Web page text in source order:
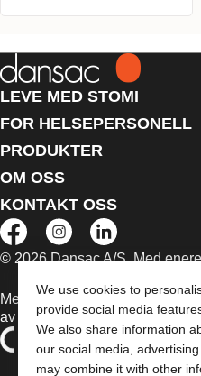
We use cookies to
provide social media
We also share information
our social media,
may combine it with other
LEVE MED STOMI
FOR HELSEPERSONELL
PRODUKTER
OM OSS
KONTAKT OSS
© 2026 Dansac A/S. Med
Medisinsk utstyr som selges i
av følgende symboler